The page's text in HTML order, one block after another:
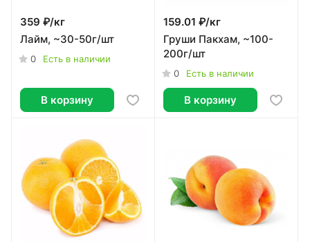
359 ₽/кг
Лайм, ~30-50г/шт
0 Есть в наличии
В корзину
159.01 ₽/кг
Груши Пакхам, ~100-
200г/шт
0 Есть в наличии
В корзину